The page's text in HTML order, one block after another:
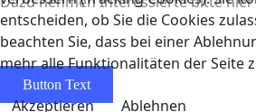
Button Text
entscheiden, ob Sie die Cookies
beachten Sie, dass bei einer
mehr alle Funktionalitäten der Seite
Akzeptieren
Ablehnen